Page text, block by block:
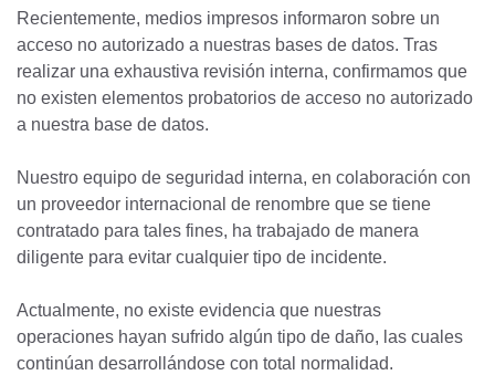
Recientemente, medios impresos informaron sobre un
acceso no autorizado a nuestras bases de datos. Tras
realizar una exhaustiva revisión interna, confirmamos que
no existen elementos probatorios de acceso no autorizado
a nuestra base de datos.
Nuestro equipo de seguridad interna, en colaboración con
un proveedor internacional de renombre que se tiene
contratado para tales fines, ha trabajado de manera
diligente para evitar cualquier tipo de incidente.
Actualmente, no existe evidencia que nuestras
operaciones hayan sufrido algún tipo de daño, las cuales
continúan desarrollándose con total normalidad.